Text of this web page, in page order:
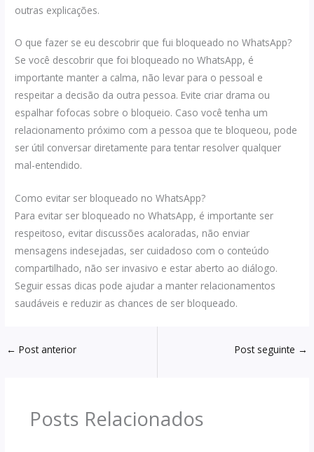
outras explicações.
O que fazer se eu descobrir que fui bloqueado no WhatsApp?
Se você descobrir que foi bloqueado no WhatsApp, é
importante manter a calma, não levar para o pessoal e
respeitar a decisão da outra pessoa. Evite criar drama ou
espalhar fofocas sobre o bloqueio. Caso você tenha um
relacionamento próximo com a pessoa que te bloqueou, pode
ser útil conversar diretamente para tentar resolver qualquer
mal-entendido.
Como evitar ser bloqueado no WhatsApp?
Para evitar ser bloqueado no WhatsApp, é importante ser
respeitoso, evitar discussões acaloradas, não enviar
mensagens indesejadas, ser cuidadoso com o conteúdo
compartilhado, não ser invasivo e estar aberto ao diálogo.
Seguir essas dicas pode ajudar a manter relacionamentos
saudáveis e reduzir as chances de ser bloqueado.
← Post anterior Post seguinte →
Posts Relacionados